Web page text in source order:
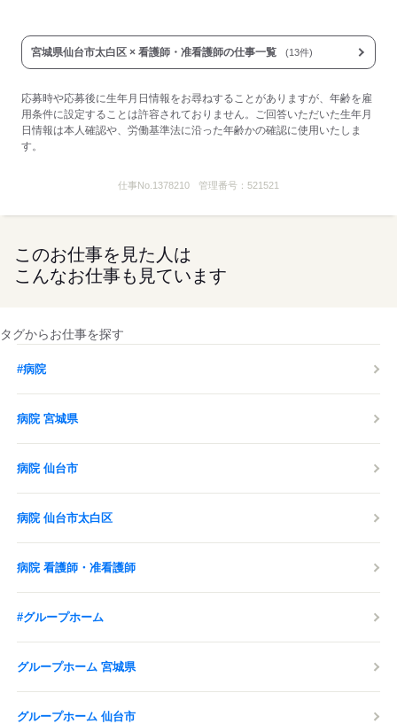
宮城県仙台市太白区 × 看護師・准看護師の仕事一覧 (13件)
応募時や応募後に生年月日情報をお尋ねすることがありますが、年齢を雇
用条件に設定することは許容されておりません。ご回答いただいた生年月
日情報は本人確認や、労働基準法に沿った年齢かの確認に使用いたしま
す。
仕事No. 1378210 管理番号： 521521
このお仕事を見た人は
こんなお仕事も見ています
タグからお仕事を探す
#病院
病院 宮城県
病院 仙台市
病院 仙台市太白区
病院 看護師・准看護師
#グループホーム
グループホーム 宮城県
グループホーム 仙台市